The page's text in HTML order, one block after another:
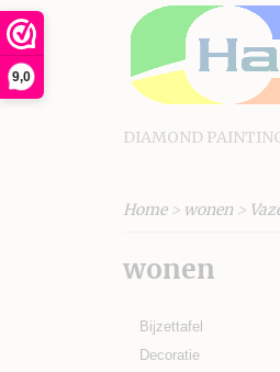
9,0
DIAMOND
Home> wonen >
wonen
Bijzettafel
Decoratie